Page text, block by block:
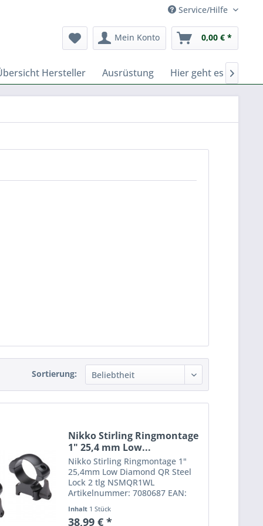
Service/Hilfe
Mein Konto 0,00 € *
Hersteller Ausrüstung Hier geht es zu

Sortierung:
Nikko Stirling Ringmontage
1" 25,4 mm Low...
Nikko Stirling Ringmontage 1"
25,4mm Low Diamond QR Steel
Lock 2 tlg NSMQR1WL
Artikelnummer: 7080687 EAN:
Weber-/Picatinny-Design
Inhalt 1 Stück
38,99 € *